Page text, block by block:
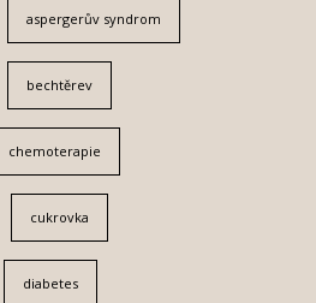
aspergerův syndrom
bechtěrev
chemoterapie
cukrovka
diabetes